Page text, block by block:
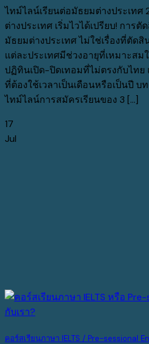
ไทม์ไลน์เรียนต่อมัธยมต่างประเทศ
ต่างประเทศ เริ่มไวได้เปรียบ! การตั
มัธยมต่างประเทศ ไม่ใช่เรื่องที่ตัดสิ
แต่ละประเทศมีช่วงอายุที่เหมาะสม
ปฏิทินเปิด-ปิดเทอมที่ไม่ตรงกับไทย
ที่ต้องใช้เวลาเป็นเดือนหรือเป็นปี บ
ไทม์ไลน์การสมัครเรียนของ 3 [...]
17
Jul
คอร์สเรียนภาษา IELTS / Pre-sessional